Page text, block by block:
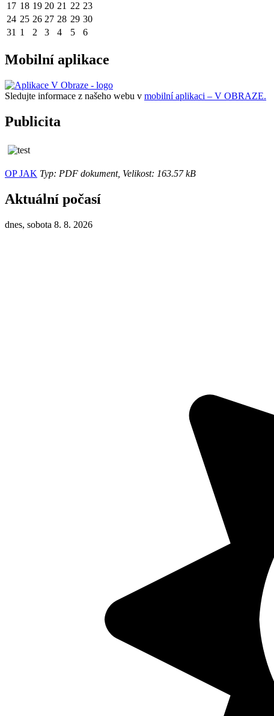
17 18 19 20 21 22 23
24 25 26 27 28 29 30
31 1 2 3 4 5 6
Mobilní aplikace
Sledujte informace z našeho webu v mobilní aplikaci – V OBRAZE.
Publicita
OP JAK Typ: PDF dokument, Velikost: 163.57 kB
Aktuální počasí
dnes, sobota 8. 8. 2026